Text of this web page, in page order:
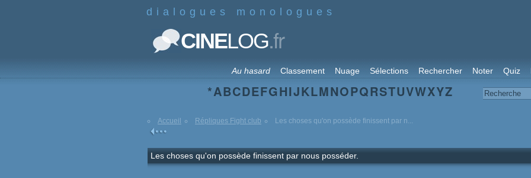
dialogues monologues
CINELOG.fr
Au hasard Classement Nuage Sélections Rechercher Noter Quiz
*ABCDEFGHIJKLMNOPQRSTUVWXYZ
Accueil Répliques Fight club Les choses qu'on possède finissent par n...
Les choses qu'on possède finissent par nous posséder.